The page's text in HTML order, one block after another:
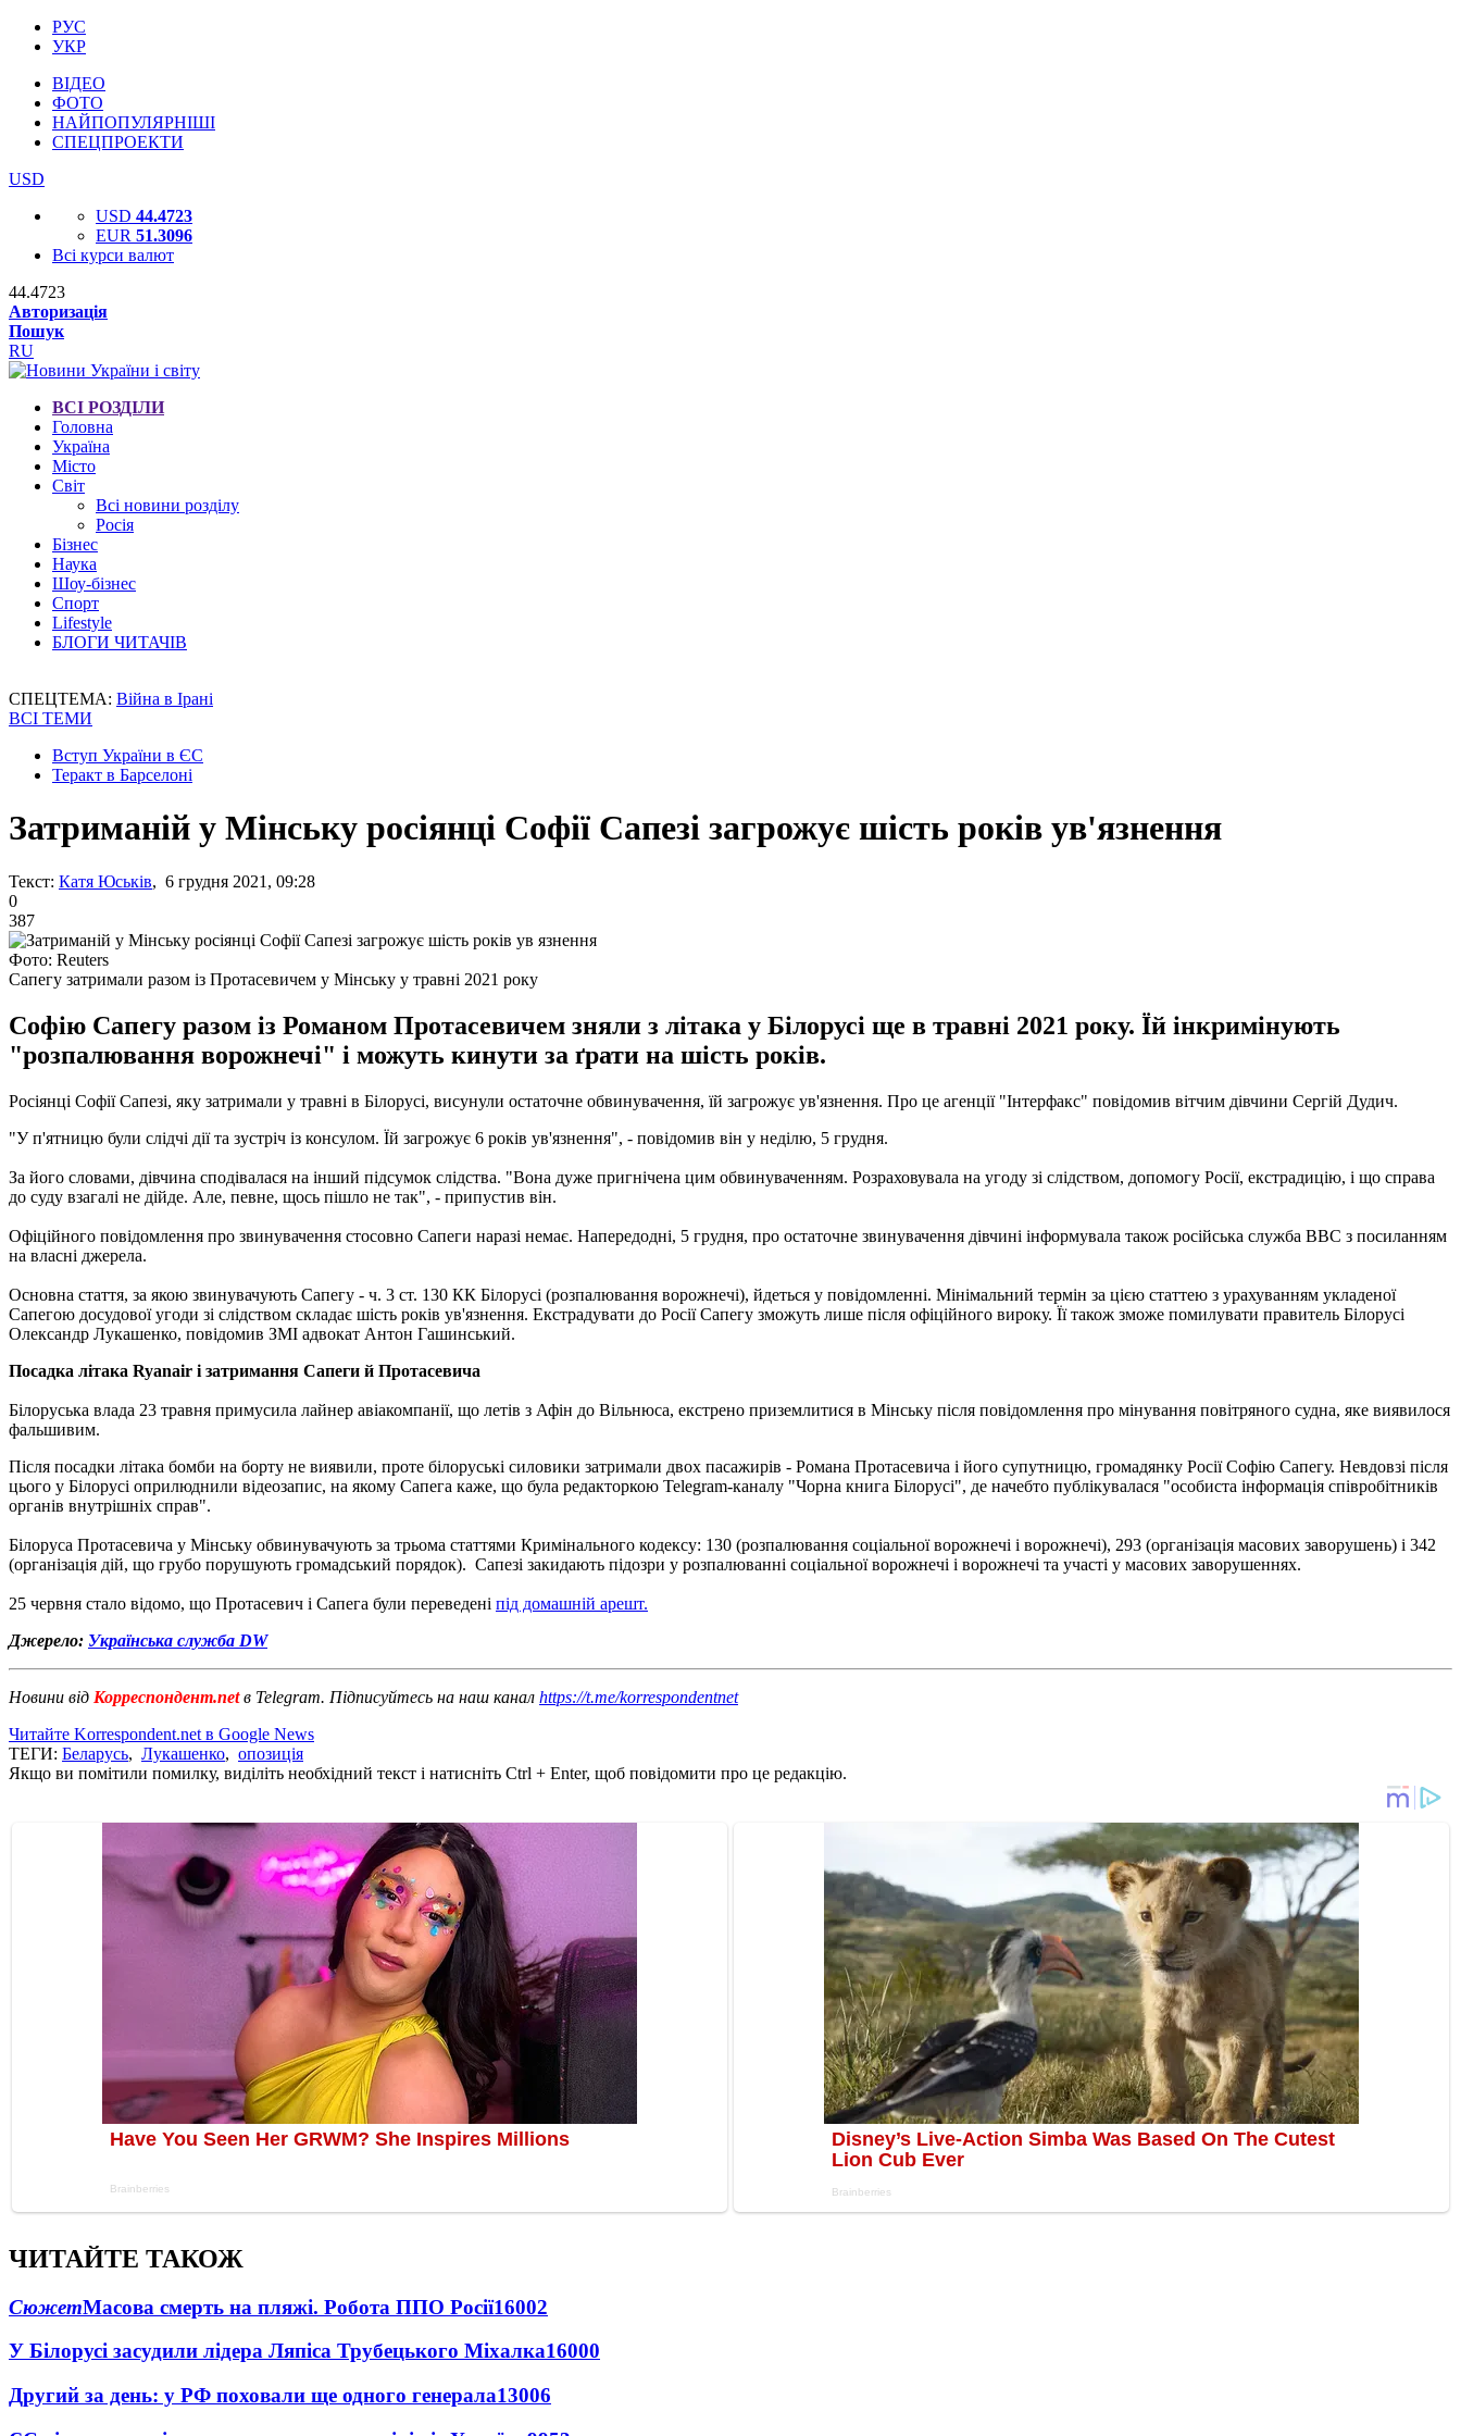
РУС
УКР
ВІДЕО
ФОТО
НАЙПОПУЛЯРНІШІ
СПЕЦПРОЕКТИ
USD
USD 44.4723
EUR 51.3096
Всі курси валют
44.4723
Авторизація
Пошук
RU
ВСІ РОЗДІЛИ
Головна
Україна
Місто
Світ
Всі новини розділу
Росія
Бізнес
Наука
Шоу-бізнес
Спорт
Lifestyle
БЛОГИ ЧИТАЧІВ
СПЕЦТЕМА: Війна в Ірані
ВСІ ТЕМИ
Вступ України в ЄС
Теракт в Барселоні
Затриманій у Мінську росіянці Софії Сапезі загрожує шість років ув'язнення
Текст: Катя Юськів, 6 грудня 2021, 09:28
0
387
Фото: Reuters
Сапегу затримали разом із Протасевичем у Мінську у травні 2021 року
Софію Сапегу разом із Романом Протасевичем зняли з літака у Білорусі ще в травні 2021 року. Їй інкримінують
"розпалювання ворожнечі" і можуть кинути за ґрати на шість років.
Росіянці Софії Сапезі, яку затримали у травні в Білорусі, висунули остаточне обвинувачення, їй загрожує ув'язнення. Про це агенції "Інтерфакс" повідомив вітчим дівчини Сергій Дудич.
"У п'ятницю були слідчі дії та зустріч із консулом. Їй загрожує 6 років ув'язнення", - повідомив він у неділю, 5 грудня.
За його словами, дівчина сподівалася на інший підсумок слідства. "Вона дуже пригнічена цим обвинуваченням. Розраховувала на угоду зі слідством, допомогу Росії, екстрадицію, і що справа
до суду взагалі не дійде. Але, певне, щось пішло не так", - припустив він.
Офіційного повідомлення про звинувачення стосовно Сапеги наразі немає. Напередодні, 5 грудня, про остаточне звинувачення дівчині інформувала також російська служба ВВС з посиланням
на власні джерела.
Основна стаття, за якою звинувачують Сапегу - ч. 3 ст. 130 КК Білорусі (розпалювання ворожнечі), йдеться у повідомленні. Мінімальний термін за цією статтею з урахуванням укладеної
Сапегою досудової угоди зі слідством складає шість років ув'язнення. Екстрадувати до Росії Сапегу зможуть лише після офіційного вироку. Її також зможе помилувати правитель Білорусі
Олександр Лукашенко, повідомив ЗМІ адвокат Антон Гашинський.
Посадка літака Ryanair і затримання Сапеги й Протасевича
Білоруська влада 23 травня примусила лайнер авіакомпанії, що летів з Афін до Вільнюса, екстрено приземлитися в Мінську після повідомлення про мінування повітряного судна, яке виявилося
фальшивим.
Після посадки літака бомби на борту не виявили, проте білоруські силовики затримали двох пасажирів - Романа Протасевича і його супутницю, громадянку Росії Софію Сапегу. Невдовзі після
цього у Білорусі оприлюднили відеозапис, на якому Сапега каже, що була редакторкою Telegram-каналу "Чорна книга Білорусі", де начебто публікувалася "особиста інформація співробітників
органів внутрішніх справ".
Білоруса Протасевича у Мінську обвинувачують за трьома статтями Кримінального кодексу: 130 (розпалювання соціальної ворожнечі і ворожнечі), 293 (організація масових заворушень) і 342
(організація дій, що грубо порушують громадський порядок). Сапезі закидають підозри у розпалюванні соціальної ворожнечі і ворожнечі та участі у масових заворушеннях.
25 червня стало відомо, що Протасевич і Сапега були переведені під домашній арешт.
Джерело: Українська служба DW
Новини від Корреспондент.netв Telegram. Підписуйтесь на наш канал https://t.me/korrespondentnet
Читайте Korrespondent.net в Google News
ТЕГИ: Беларусь, Лукашенко, опозиція
Якщо ви помітили помилку, виділіть необхідний текст і натисніть Ctrl + Enter, щоб повідомити про це редакцію.
ЧИТАЙТЕ ТАКОЖ
СюжетМасова смерть на пляжі. Робота ППО Росії16002
У Білорусі засудили лідера Ляпіса Трубецького Міхалка16000
Другий за день: у РФ поховали ще одного генерала13006